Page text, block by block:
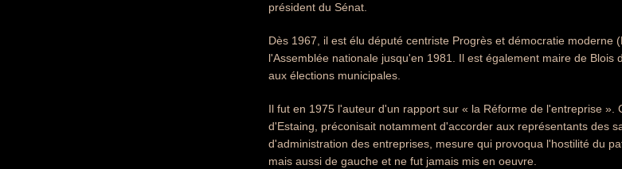
président du Sénat.
Dès 1967, il est élu député centriste Progrès et démocratie moderne
l'Assemblée nationale jusqu'en 1981. Il est également maire de
aux élections municipales.
Il fut en 1975 l'auteur d'un rapport sur « la Réforme de l'entreprise
d'Estaing, préconisait notamment d'accorder aux représentants des
d'administration des entreprises, mesure qui provoqua l'hostilité du
mais aussi de gauche et ne fut jamais mis en oeuvre.